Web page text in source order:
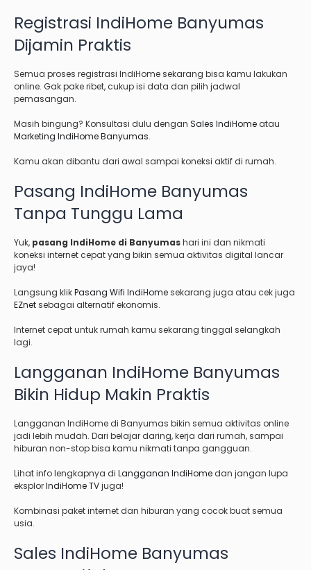
Registrasi IndiHome Banyumas
Dijamin Praktis
Semua proses registrasi IndiHome sekarang bisa kamu lakukan
online. Gak pake ribet, cukup isi data dan pilih jadwal
pemasangan.
Masih bingung? Konsultasi dulu dengan Sales IndiHomeatau
Marketing IndiHome Banyumas.
Kamu akan dibantu dari awal sampai koneksi aktif di rumah.
Pasang IndiHome Banyumas
Tanpa Tunggu Lama
Yuk, pasang IndiHome di Banyumashari ini dan nikmati
koneksi internet cepat yang bikin semua aktivitas digital lancar
jaya!
Langsung klikPasang Wifi IndiHomesekarang juga atau cek juga
EZnetsebagai alternatif ekonomis.
Internet cepat untuk rumah kamu sekarang tinggal selangkah
lagi.
Langganan IndiHome Banyumas
Bikin Hidup Makin Praktis
Langganan IndiHome di Banyumas bikin semua aktivitas online
jadi lebih mudah. Dari belajar daring, kerja dari rumah, sampai
hiburan non-stop bisa kamu nikmati tanpa gangguan.
Lihat info lengkapnya di Langganan IndiHomedan jangan lupa
eksplorIndiHome TVjuga!
Kombinasi paket internet dan hiburan yang cocok buat semua
usia.
Sales IndiHome Banyumas